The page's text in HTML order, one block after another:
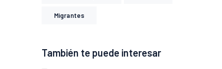
Migrantes
También te puede interesar